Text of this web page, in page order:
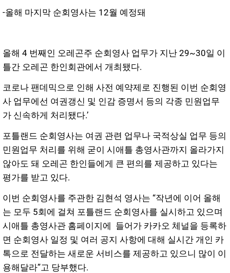
-올해 마지막 순회영사는 12월 예정돼
올해 4 번째인 오레곤주 순회영사 업무가 지난 29~30일 이
틀간 오레곤 한인회관에서 개최됐다.
코로나 팬데믹으로 인해 사전 예약제로 진행된 이번 순회영
사 업무에선 여권갱신 및 인감 증명서 등의 각종 민원업무
가 신속하게 처리됐다.’
포틀랜드 순회영사는 여권 관련 업무나 국적상실 업무 등의
민원업무 처리를 위해 굳이 시애틀 총영사관까지 올라가지
않아도 돼 오레곤 한인들에게 큰 편의를 제공하고 있다는
평가를 받고 있다.
이번 순회영사를 주관한 김현석 영사는 “작년에 이어 올해
는 모두 5회에 걸쳐 포틀랜드 순회영사를 실시하고 있으며
시애틀 총영사관 홈페이지에 들어가 카카오 체널을 등록하
면 순회영사 일정 및 여러 공지 사항에 대해 실시간 개인 카
톡으로 전달하는 새로운 서비스를 제공하고 있으니 많이 이
용해달라”고 당부했다.